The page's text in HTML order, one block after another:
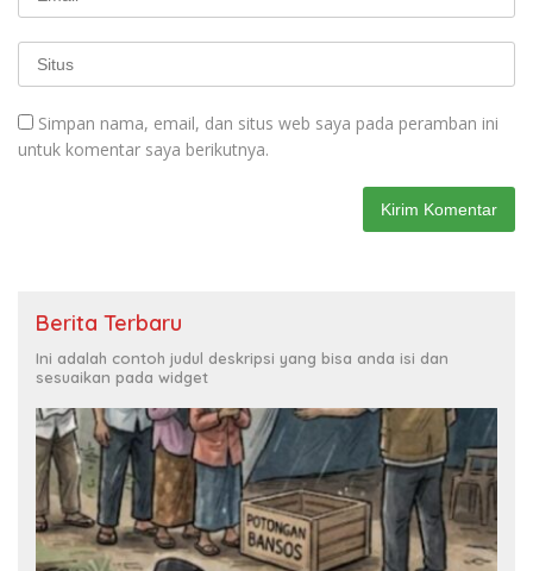
Simpan nama, email, dan situs web saya pada peramban ini
untuk komentar saya berikutnya.
Berita Terbaru
Ini adalah contoh judul deskripsi yang bisa anda isi dan
sesuaikan pada widget